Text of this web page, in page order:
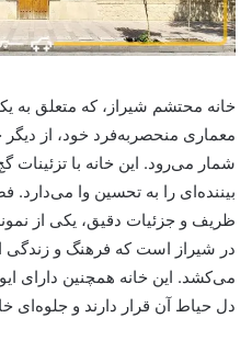
خانه محتشم شیراز، که متعلق به
معماری منحصربه‌فرد خود، از دیگر
شمار می‌رود. این خانه با تزئینات
بیننده‌ای را به تحسین وا می‌دارد.
ظریف و جزئیات دقیق، یکی از
در شیراز است که فرهنگ و زندگی
می‌کشد. این خانه همچنین دارای
دل حیاط آن قرار دارند و جلوه‌ای